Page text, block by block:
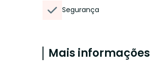
Segurança
Mais informações